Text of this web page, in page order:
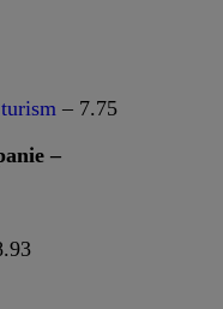
– 7.75
–